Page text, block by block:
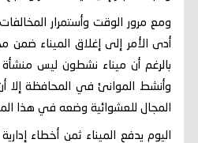
ومع مرور الوقت وأستمرار
أدى الأمر إلى إغلاق الميناء
بالرغم أن ميناء نشطون ليس
وأنشط الموانئ في المحافظة إلا
المجال للعشوائية وضعه في هذا
اليوم يدفع الميناء ثمن أخطاء